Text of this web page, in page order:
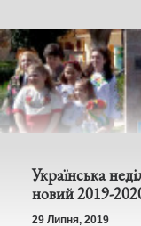
Українська
новий 2019-
29 Липня, 2019